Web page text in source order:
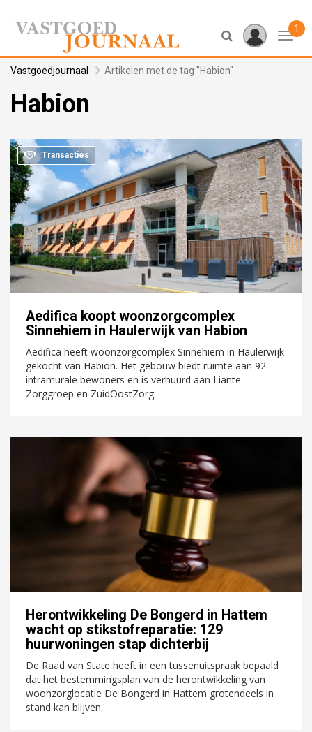
1
Vastgoedjournaal Artikelen met de tag "Habion"
Habion
Transacties
Aedifica koopt woonzorgcomplex
Sinnehiem in Haulerwijk van Habion
Aedifica heeft woonzorgcomplex Sinnehiem in Haulerwijk
gekocht van Habion. Het gebouw biedt ruimte aan 92
intramurale bewoners en is verhuurd aan Liante
Zorggroep en ZuidOostZorg.
Herontwikkeling De Bongerd in Hattem
wacht op stikstofreparatie: 129
huurwoningen stap dichterbij
De Raad van State heeft in een tussenuitspraak bepaald
dat het bestemmingsplan van de herontwikkeling van
woonzorglocatie De Bongerd in Hattem grotendeels in
stand kan blijven.